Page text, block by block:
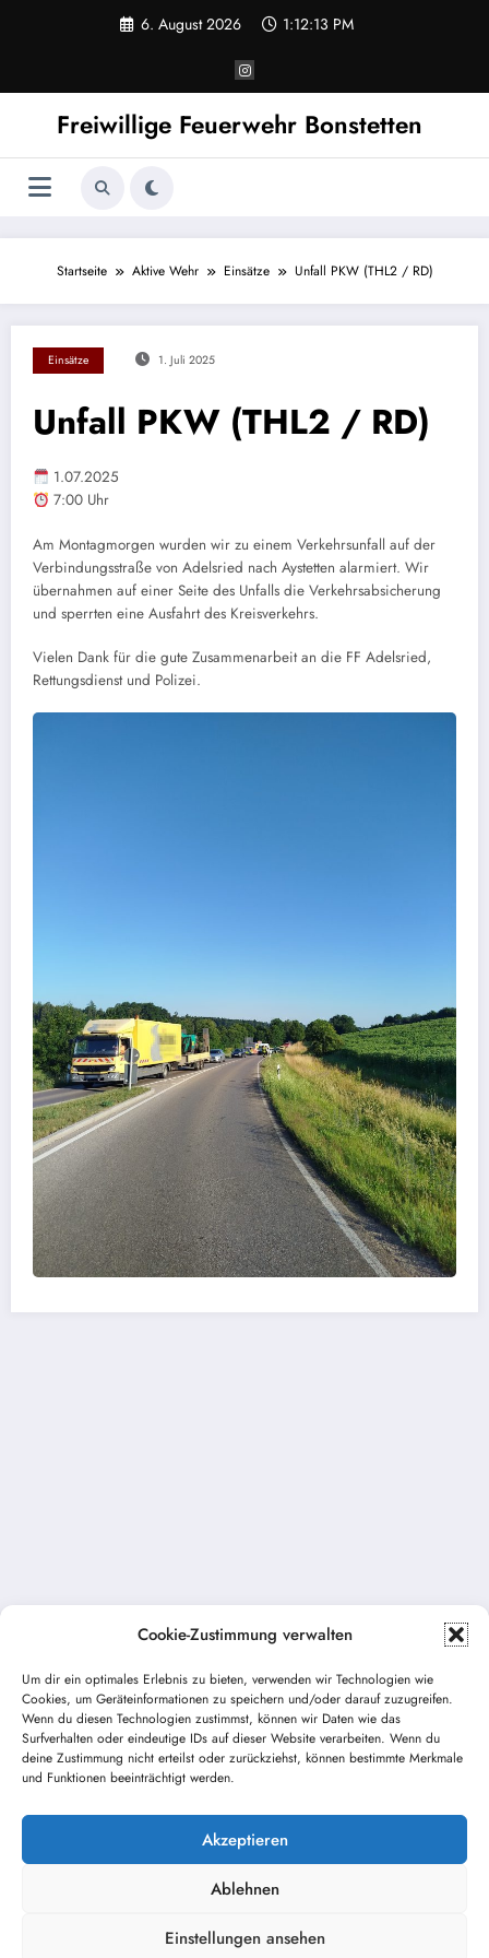
Cookie-Zustimmung verwalten
Um dir ein optimales Erlebnis zu bieten, verwenden wir Technologien wie
Cookies, um Geräteinformationen zu speichern und/oder darauf zuzugreifen.
Wenn du diesen Technologien zustimmst, können wir Daten wie das
Surfverhalten oder eindeutige IDs auf dieser Website verarbeiten. Wenn du
deine Zustimmung nicht erteilst oder zurückziehst, können bestimmte Merkmale
und Funktionen beeinträchtigt werden.
Akzeptieren
Ablehnen
Einstellungen ansehen
6. August 2026 1:12:13 PM
Freiwillige Feuerwehr Bonstetten
Startseite Aktive Wehr Einsätze Unfall PKW (THL2 / RD)
Einsätze 1. Juli 2025
Unfall PKW (THL2 / RD)
1.07.2025
7:00 Uhr
Am Montagmorgen wurden wir zu einem Verkehrsunfall auf der
Verbindungsstraße von Adelsried nach Aystetten alarmiert. Wir
übernahmen auf einer Seite des Unfalls die Verkehrsabsicherung
und sperrten eine Ausfahrt des Kreisverkehrs.
Vielen Dank für die gute Zusammenarbeit an die FF Adelsried,
Rettungsdienst und Polizei.
Vorheriger Beitrag
Unfall PKW (RD3 / THL2)
Brand Fahrzeug / Maschine (B3/ RD1)
Kontakt / Impressum Datenschutz